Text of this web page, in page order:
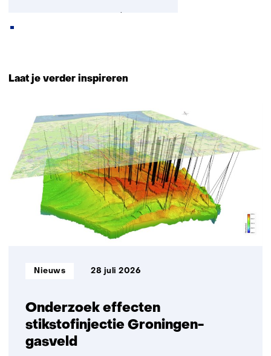
contact
met
ons
op)
Laat je verder inspireren
40
resultaten,
getoond
1
t/m
5
Onderzoek effecten
stikstofinjectie Groningen-
gasveld
Informatietype:
Nieuws 28 juli 2026